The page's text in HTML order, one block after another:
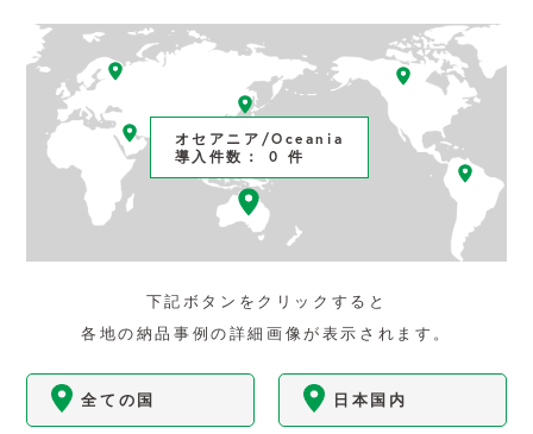
オセアニア/Oceania
導入件数： 0 件
下記ボタンをクリックすると
各地の納品事例の詳細画像が表示されます。
全ての国 日本国内
よくある質問
会社概要
お問い合わせ
プライバシーポリシー